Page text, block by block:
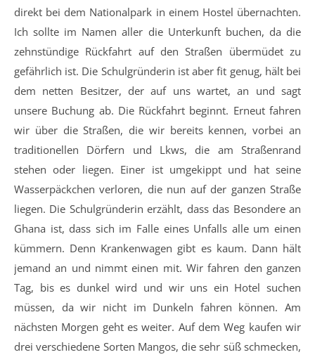
direkt bei dem Nationalpark in einem Hostel übernachten.
Ich sollte im Namen aller die Unterkunft buchen, da die
zehnstündige Rückfahrt auf den Straßen übermüdet zu
gefährlich ist. Die Schulgründerin ist aber fit genug, hält bei
dem netten Besitzer, der auf uns wartet, an und sagt
unsere Buchung ab. Die Rückfahrt beginnt. Erneut fahren
wir über die Straßen, die wir bereits kennen, vorbei an
traditionellen Dörfern und Lkws, die am Straßenrand
stehen oder liegen. Einer ist umgekippt und hat seine
Wasserpäckchen verloren, die nun auf der ganzen Straße
liegen. Die Schulgründerin erzählt, dass das Besondere an
Ghana ist, dass sich im Falle eines Unfalls alle um einen
kümmern. Denn Krankenwagen gibt es kaum. Dann hält
jemand an und nimmt einen mit. Wir fahren den ganzen
Tag, bis es dunkel wird und wir uns ein Hotel suchen
müssen, da wir nicht im Dunkeln fahren können. Am
nächsten Morgen geht es weiter. Auf dem Weg kaufen wir
drei verschiedene Sorten Mangos, die sehr süß schmecken,